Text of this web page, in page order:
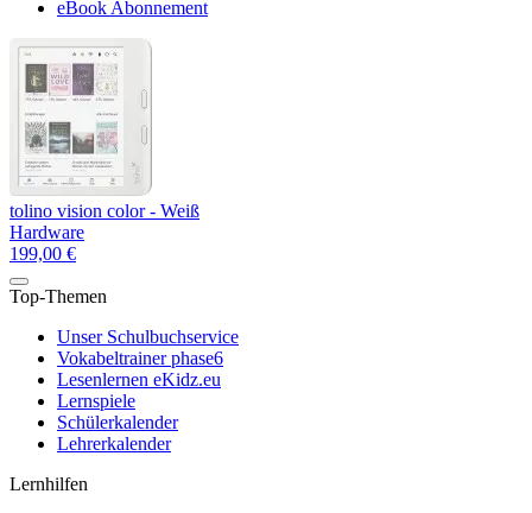
eBook Abonnement
tolino vision color - Weiß
Hardware
199,00 €
Top-Themen
Unser Schulbuchservice
Vokabeltrainer phase6
Lesenlernen eKidz.eu
Lernspiele
Schülerkalender
Lehrerkalender
Lernhilfen